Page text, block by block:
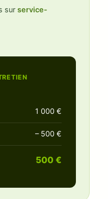
sur service-
1 000 €
– 500 €
500 €